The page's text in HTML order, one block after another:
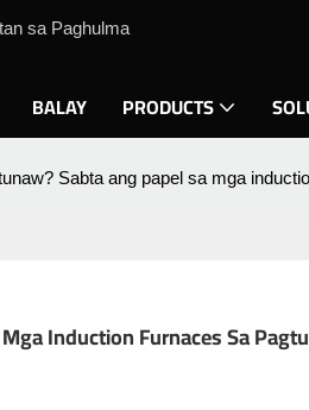
sa Paghulma
BALAY PRODUCTS
Sabta ang papel sa mga
Induction Furnaces Sa